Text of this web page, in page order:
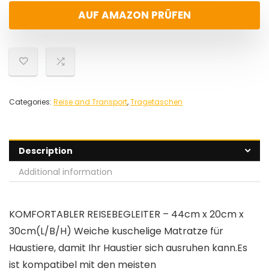
AUF AMAZON PRÜFEN
Categories: Reise and Transport,Tragetaschen
Description
Additional information
KOMFORTABLER REISEBEGLEITER – 44cm x 20cm x
30cm(L/B/H) Weiche kuschelige Matratze für
Haustiere, damit Ihr Haustier sich ausruhen kann.Es
ist kompatibel mit den meisten